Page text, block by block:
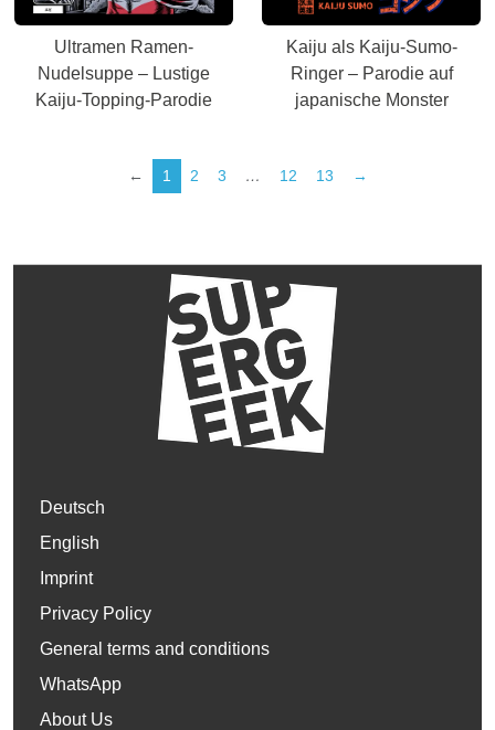
Ultramen Ramen-
Nudelsuppe – Lustige
Kaiju-Topping-Parodie
Kaiju als Kaiju-Sumo-
Ringer – Parodie auf
japanische Monster
← 1 2 3 … 12 13 →
Deutsch
English
Imprint
Privacy Policy
General terms and conditions
WhatsApp
About Us